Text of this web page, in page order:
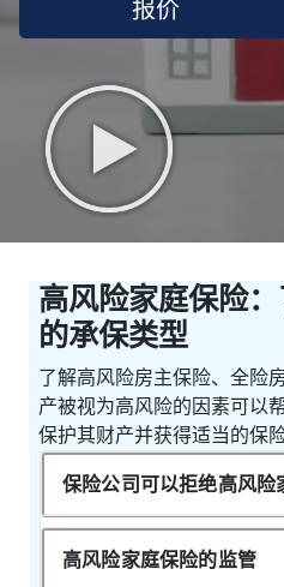
报价
高风险家庭保险
的承保类型
了解高风险房主保险、全险
产被视为高风险的因素可以
保护其财产并获得适当的保险
保险公司可以拒绝高风险
高风险家庭保险的监管